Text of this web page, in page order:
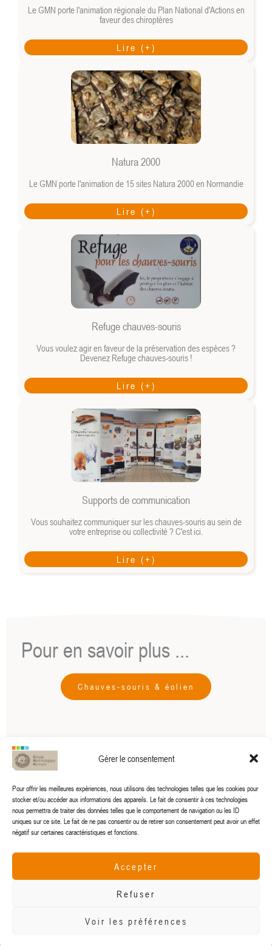
Gérer le consentement
Pour offrir les meilleures expériences, nous utilisons des technologies telles que les cookies pour
stocker et/ou accéder aux informations des appareils. Le fait de consentir à ces technologies
nous permettra de traiter des données telles que le comportement de navigation ou les ID
uniques sur ce site. Le fait de ne pas consentir ou de retirer son consentement peut avoir un effet
négatif sur certaines caractéristiques et fonctions.
Accepter
Refuser
Voir les préférences
Le GMN porte l'animation régionale du Plan National d'Actions en
faveur des chiroptères
Lire (+)
Natura 2000
Le GMN porte l'animation de 15 sites Natura 2000 en Normandie
Lire (+)
Refuge chauves-souris
Vous voulez agir en faveur de la préservation des espèces ?
Devenez Refuge chauves-souris !
Lire (+)
Supports de communication
Vous souhaitez communiquer sur les chauves-souris au sein de
votre entreprise ou collectivité ? C'est ici.
Lire (+)
Pour en savoir plus ...
Chauves-souris & éolien
gmn@gmn.asso.fr
© 2024 Groupe Mammalogique Normand